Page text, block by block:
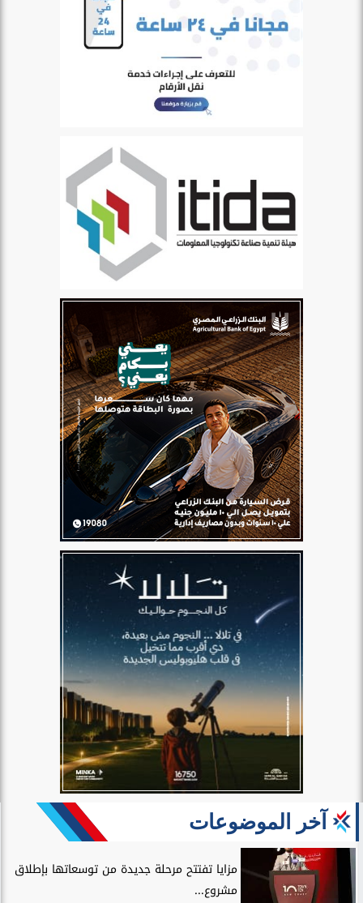
آخر الموضوعات
مزايا تفتتح مرحلة جديدة من توسعاتها بإطلاق
مشروع...